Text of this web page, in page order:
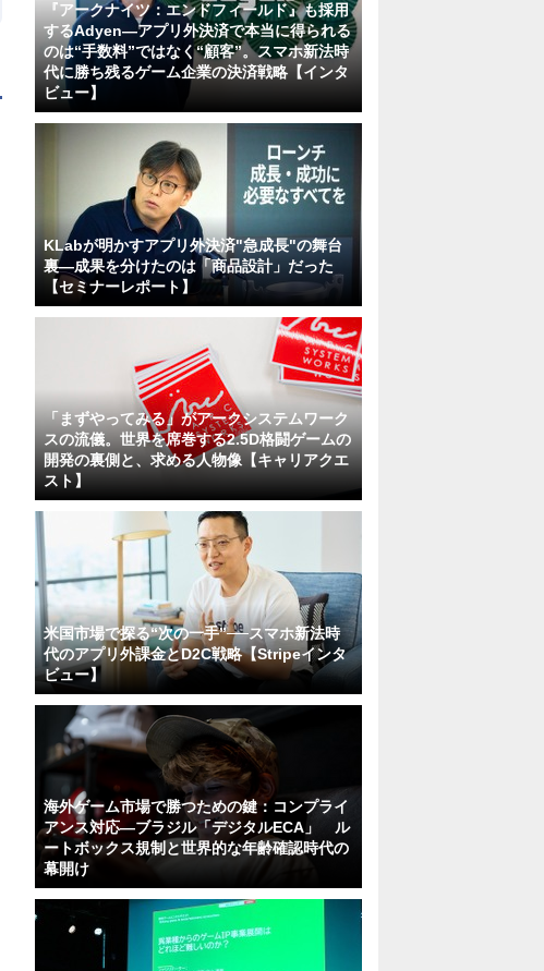
『アークナイツ：エンドフィールド』も採用
するAdyen―アプリ外決済で本当に得られる
のは“手数料”ではなく“顧客”。スマホ新法時
代に勝ち残るゲーム企業の決済戦略【インタ
ビュー】
KLabが明かすアプリ外決済"急成長"の舞台
裏―成果を分けたのは「商品設計」だった
【セミナーレポート】
「まずやってみる」がアークシステムワーク
スの流儀。世界を席巻する2.5D格闘ゲームの
開発の裏側と、求める人物像【キャリアクエ
スト】
米国市場で探る“次の一手”──スマホ新法時
代のアプリ外課金とD2C戦略【Stripeインタ
ビュー】
海外ゲーム市場で勝つための鍵：コンプライ
アンス対応—ブラジル「デジタルECA」 ル
ートボックス規制と世界的な年齢確認時代の
幕開け